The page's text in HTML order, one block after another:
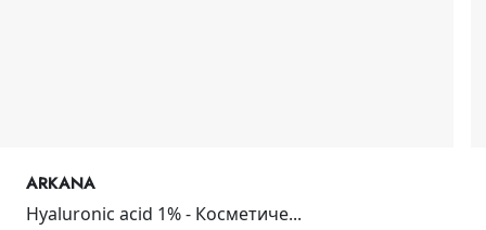
ARKANA
Hyaluronic acid 1% - Косметиче...